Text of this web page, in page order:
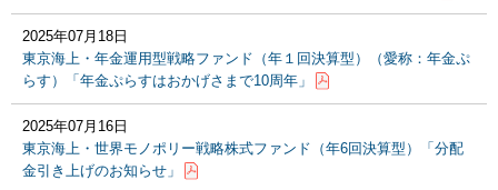
2025年07月18日
東京海上・年金運用型戦略ファンド（年１回決算型）（愛称：年金ぷ
らす）「年金ぷらすはおかげさまで10周年」
2025年07月16日
東京海上・世界モノポリー戦略株式ファンド（年6回決算型）「分配
金引き上げのお知らせ」